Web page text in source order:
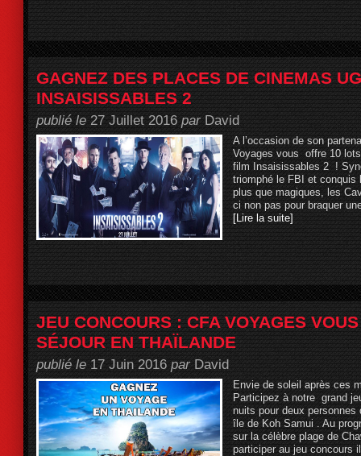
GAGNEZ DES PLACES DE CINEMAS
INSAISISSABLES 2
publié le 27 Juillet 2016 parDavid
A l’occasion de son
Voyages vous offre 10
film Insaisissables 2 !
triomphé le FBI et conquis
plus que magiques, les
ci non pas pour braquer
[Lire la suite]
JEU CONCOURS : CFA VOYAGES
SÉJOUR EN THAÏLANDE
publié le 17 Juin 2016 parDavid
Envie de soleil après ces
Participez à notre grand
nuits pour deux
île de Koh Samui . Au
sur la célèbre plage de
participer au jeu concours